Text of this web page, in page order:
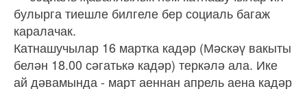
булырга тиешле билгеле бер социаль багаж
каралачак.
Катнашучылар 16 мартка кадәр (Мәскәү вакыты
белән 18.00 сәгатькә кадәр) теркәлә ала. Ике
ай дәвамында - март аеннан апрель аена кадәр